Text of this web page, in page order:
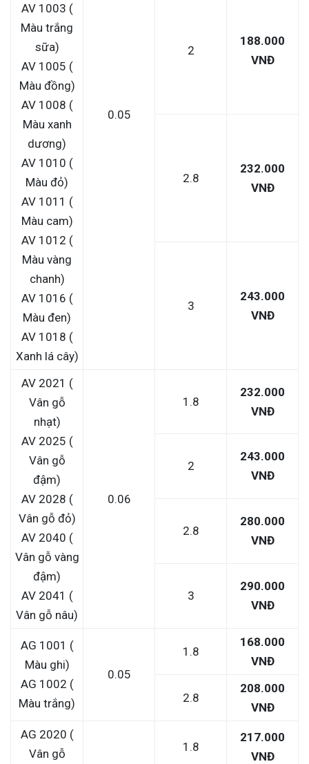
AV 1003 (
Màu trắng
sữa)
AV 1005 (
Màu đồng)
AV 1008 (
Màu xanh
dương)
AV 1010 (
Màu đỏ)
AV 1011 (
Màu cam)
AV 1012 (
Màu vàng
chanh)
AV 1016 (
Màu đen)
AV 1018 (
Xanh lá cây)
0.05
2
188.000
VNĐ
2.8
232.000
VNĐ
3
243.000
VNĐ
AV 2021 (
Vân gỗ
nhạt)
AV 2025 (
Vân gỗ
đậm)
AV 2028 (
Vân gỗ đỏ)
AV 2040 (
Vân gỗ vàng
đậm)
AV 2041 (
Vân gỗ nâu)
0.06
1.8
232.000
VNĐ
2
243.000
VNĐ
2.8
280.000
VNĐ
3
290.000
VNĐ
AG 1001 (
Màu ghi)
AG 1002 (
Màu trắng)
0.05
1.8
168.000
VNĐ
2.8
208.000
VNĐ
AG 2020 (
Vân gỗ
1.8
217.000
VNĐ